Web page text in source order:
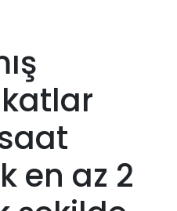
en az 2